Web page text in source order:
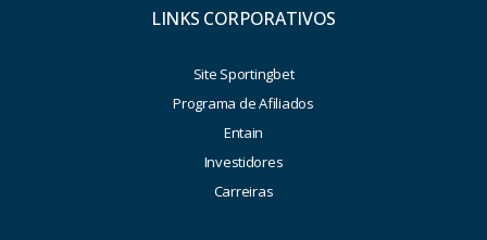
LINKS CORPORATIVOS
Site Sportingbet
Programa de Afiliados
Entain
Investidores
Carreiras